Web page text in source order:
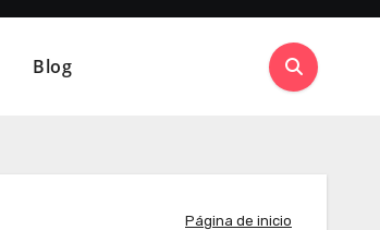
Blog
Página de inicio